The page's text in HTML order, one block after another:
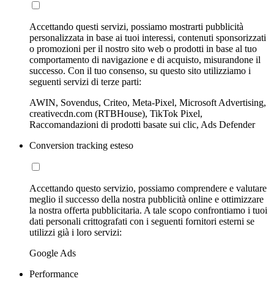
Accettando questi servizi, possiamo mostrarti pubblicità
personalizzata in base ai tuoi interessi, contenuti sponsorizzati
o promozioni per il nostro sito web o prodotti in base al tuo
comportamento di navigazione e di acquisto, misurandone il
successo. Con il tuo consenso, su questo sito utilizziamo i
seguenti servizi di terze parti:
AWIN, Sovendus, Criteo, Meta-Pixel, Microsoft Advertising,
creativecdn.com (RTBHouse), TikTok Pixel,
Raccomandazioni di prodotti basate sui clic, Ads Defender
Conversion tracking esteso
Accettando questo servizio, possiamo comprendere e valutare
meglio il successo della nostra pubblicità online e ottimizzare
la nostra offerta pubblicitaria. A tale scopo confrontiamo i tuoi
dati personali crittografati con i seguenti fornitori esterni se
utilizzi già i loro servizi:
Google Ads
Performance